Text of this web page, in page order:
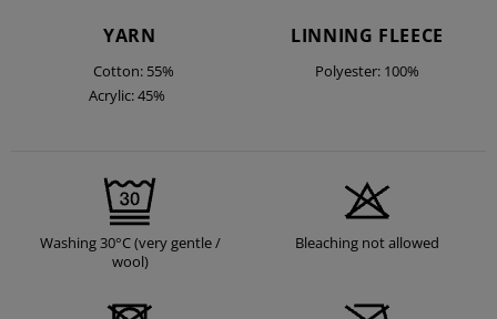
YARN
Cotton: 55%
Acrylic: 45%
LINNING FLEECE
Polyester: 100%
Washing 30°C (very gentle /
wool)
Bleaching not allowed